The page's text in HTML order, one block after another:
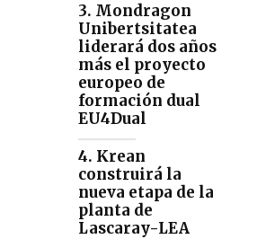
3. Mondragon
Unibertsitatea
liderará dos años
más el proyecto
europeo de
formación dual
EU4Dual
4. Krean
construirá la
nueva etapa de la
planta de
Lascaray-LEA